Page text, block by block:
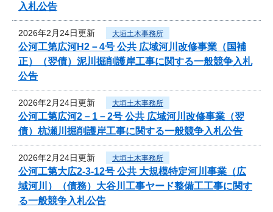
入札公告
2026年2月24日更新 大垣土木事務所
公河工第広河H2－4号 公共 広域河川改修事業（国補
正）（翌債）泥川掘削護岸工事に関する一般競争入札
公告
2026年2月24日更新 大垣土木事務所
公河工第広河2－1－2号 公共 広域河川改修事業（翌
債）杭瀬川掘削護岸工事に関する一般競争入札公告
2026年2月24日更新 大垣土木事務所
公河工第大広2-3-12号 公共 大規模特定河川事業（広
域河川）（債務）大谷川工事ヤード整備工工事に関す
る一般競争入札公告